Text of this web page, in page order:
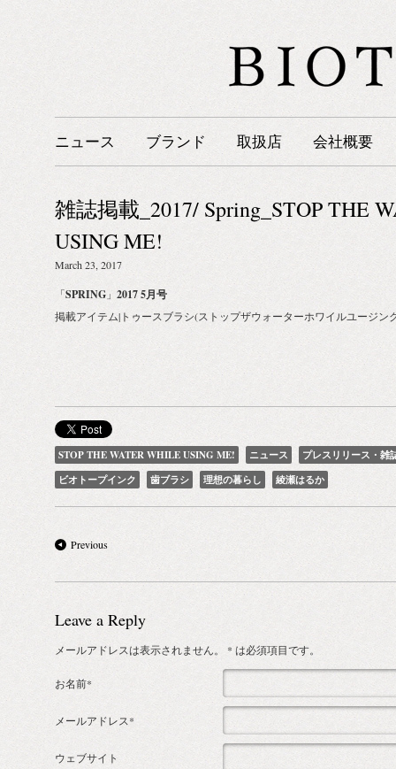
ニュース ブランド 取扱店 会社概要
雑誌掲載_2017/ Spring_STOP THE
USING ME!
March 23, 2017
「SPRING 」 2017 5月号
掲載アイテム|トゥースブラシ(ストップザウォーターホワイルユージン
STOP THE WATER WHILE USING ME! ニュース
プレスリリース・雑
ビオトープインク
歯ブラシ 理想の暮らし 綾瀬はるか
Previous
Leave a Reply
メールアドレスは表示されません。 * は必須項目です。
お名前*
メールアドレス*
ウェブサイト